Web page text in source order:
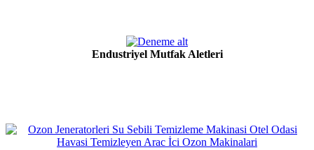
Endustriyel Mutfak Aletleri